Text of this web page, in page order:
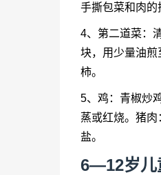
手撕包菜和肉的
4、第二道菜：
块，用少量油
柿。
5、鸡：青椒炒
蒸或红烧。猪
盐。
6—12岁儿